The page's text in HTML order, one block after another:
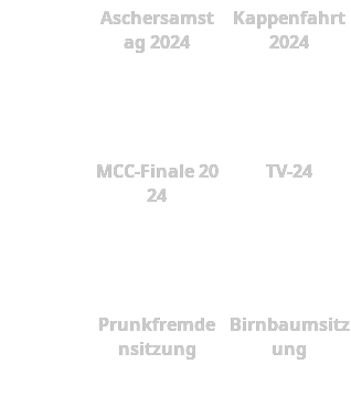
Aschersamst
ag 2024
Kappenfahrt
2024
MCC-Finale 20
24
TV-24
Prunkfremde
nsitzung
Birnbaumsitz
ung